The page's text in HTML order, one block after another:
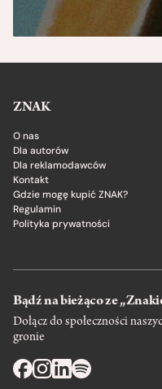
ZNAK
O nas
Dla autorów
Dla reklamodawców
Kontakt
Gdzie mogę kupić ZNAK?
Regulamin
Polityka prywatności
Bądź na bieżąco ze
Dołącz do społeczności
gronie